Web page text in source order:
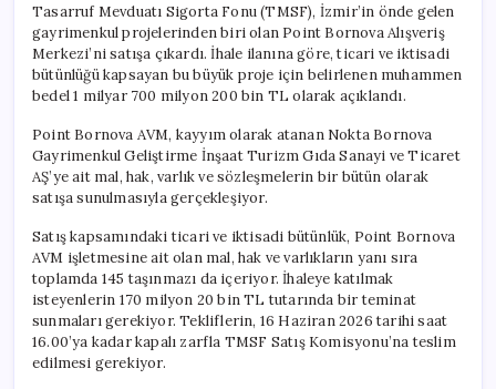
Point
Bornova
İçin
İhale
Tarihleri
için
Tasarruf Mevduatı Sigorta Fonu (TMSF), İzmir’in önde gelen
gayrimenkul projelerinden biri olan Point Bornova Alışveriş
Merkezi’ni satışa çıkardı. İhale ilanına göre, ticari ve iktisadi
bütünlüğü kapsayan bu büyük proje için belirlenen muhammen
bedel 1 milyar 700 milyon 200 bin TL olarak açıklandı.
Point Bornova AVM, kayyım olarak atanan Nokta Bornova
Gayrimenkul Geliştirme İnşaat Turizm Gıda Sanayi ve Ticaret
AŞ’ye ait mal, hak, varlık ve sözleşmelerin bir bütün olarak
satışa sunulmasıyla gerçekleşiyor.
Satış kapsamındaki ticari ve iktisadi bütünlük, Point Bornova
AVM işletmesine ait olan mal, hak ve varlıkların yanı sıra
toplamda 145 taşınmazı da içeriyor. İhaleye katılmak
isteyenlerin 170 milyon 20 bin TL tutarında bir teminat
sunmaları gerekiyor. Tekliflerin, 16 Haziran 2026 tarihi saat
16.00’ya kadar kapalı zarfla TMSF Satış Komisyonu’na teslim
edilmesi gerekiyor.